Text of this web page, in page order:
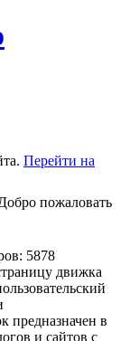
Перейти на
пожаловать
5878
движка
в
и сайтов с